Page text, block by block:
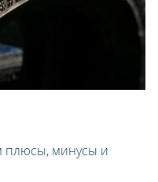
плюсы, минусы и